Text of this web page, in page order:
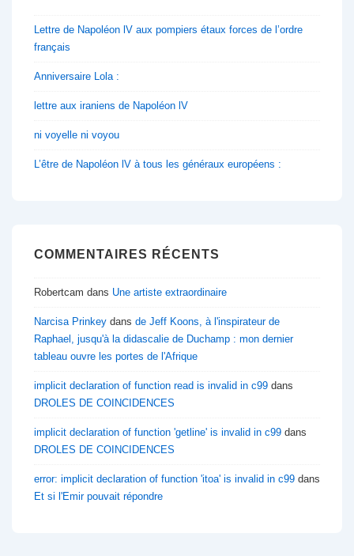
Lettre de Napoléon lV aux pompiers étaux forces de l’ordre
français
Anniversaire Lola :
lettre aux iraniens de Napoléon lV
ni voyelle ni voyou
L’être de Napoléon lV à tous les généraux européens :
COMMENTAIRES RÉCENTS
Robertcam dans Une artiste extraordinaire
Narcisa Prinkey dans de Jeff Koons, à l'inspirateur de
Raphael, jusqu'à la didascalie de Duchamp : mon dernier
tableau ouvre les portes de l'Afrique
implicit declaration of function read is invalid in c99 dans
DROLES DE COINCIDENCES
implicit declaration of function 'getline' is invalid in c99 dans
DROLES DE COINCIDENCES
error: implicit declaration of function 'itoa' is invalid in c99 dans
Et si l'Emir pouvait répondre